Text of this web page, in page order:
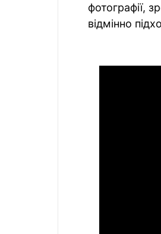
фотографії,
відмінно